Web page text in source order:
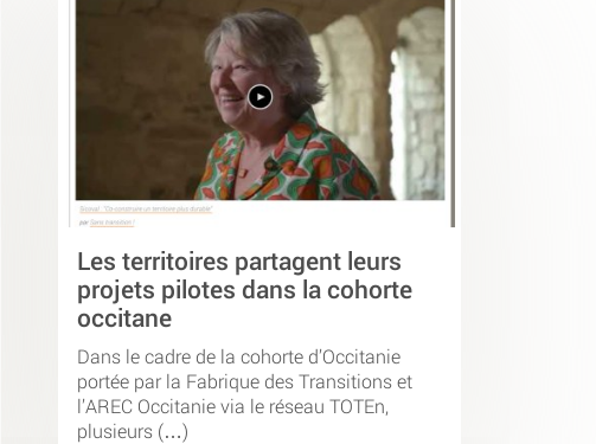
Les territoires partagent leurs
projets pilotes dans la cohorte
occitane
Dans le cadre de la cohorte d’Occitanie
portée par la Fabrique des Transitions et
l’AREC Occitanie via le réseau TOTEn,
plusieurs (…)